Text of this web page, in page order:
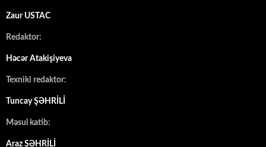
Zaur USTAC
Redaktor:
Həcər Atakişiyeva
Texniki redaktor:
Tuncay ŞƏHRİLİ
Məsul katib:
Araz ŞƏHRİLİ